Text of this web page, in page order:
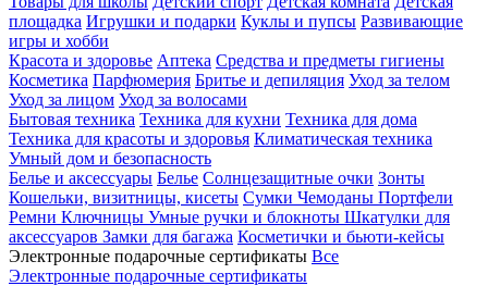
площадка Игрушки и подарки Куклы и пупсы Развивающие
игры и хобби
Красота и здоровье Аптека Средства и предметы гигиены
Косметика Парфюмерия Бритье и депиляция Уход за телом
Уход за лицом Уход за волосами
Бытовая техника Техника для кухни Техника для дома
Техника для красоты и здоровья Климатическая техника
Умный дом и безопасность
Белье и аксессуары Белье Солнцезащитные очки Зонты
Кошельки, визитницы, кисеты Сумки Чемоданы Портфели
Ремни Ключницы Умные ручки и блокноты Шкатулки для
аксессуаров Замки для багажа Косметички и бьюти-кейсы
Электронные подарочные сертификаты Все
Электронные подарочные сертификаты